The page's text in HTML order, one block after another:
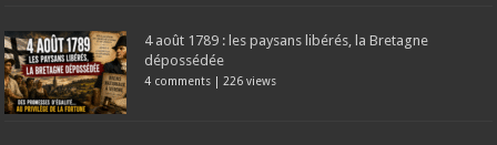
4 août 1789 : les paysans libérés, la Bretagne
dépossédée
4 comments | 226 views